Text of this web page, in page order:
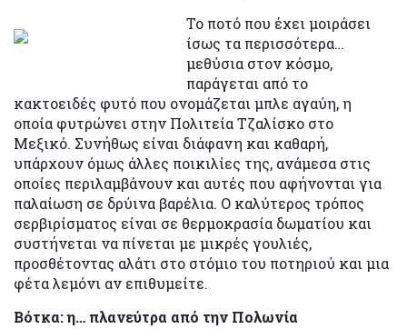
Το ποτό που έχει μοιράσει
ίσως τα περισσότερα…
μεθύσια στον κόσμο,
παράγεται από το
κακτοειδές φυτό που ονομάζεται μπλε αγαύη, η
οποία φυτρώνει στην Πολιτεία Τζαλίσκο στο
Μεξικό. Συνήθως είναι διάφανη και καθαρή,
υπάρχουν όμως άλλες ποικιλίες της, ανάμεσα στις
οποίες περιλαμβάνουν και αυτές που αφήνονται για
παλαίωση σε δρύινα βαρέλια. Ο καλύτερος τρόπος
σερβιρίσματος είναι σε θερμοκρασία δωματίου και
συστήνεται να πίνεται με μικρές γουλιές,
προσθέτοντας αλάτι στο στόμιο του ποτηριού και μια
φέτα λεμόνι αν επιθυμείτε.
Βότκα: η… πλανεύτρα από την Πολωνία